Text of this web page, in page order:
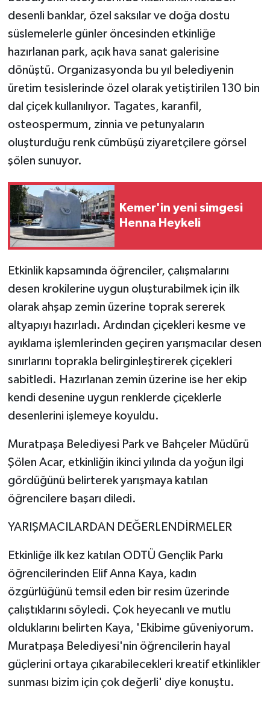
desenli banklar, özel saksılar ve doğa dostu
süslemelerle günler öncesinden etkinliğe
hazırlanan park, açık hava sanat galerisine
dönüştü. Organizasyonda bu yıl belediyenin
üretim tesislerinde özel olarak yetiştirilen 130 bin
dal çiçek kullanılıyor. Tagates, karanfil,
osteospermum, zinnia ve petunyaların
oluşturduğu renk cümbüşü ziyaretçilere görsel
şölen sunuyor.
Kemer'in yeni simgesi
Henna Heykeli
Etkinlik kapsamında öğrenciler, çalışmalarını
desen krokilerine uygun oluşturabilmek için ilk
olarak ahşap zemin üzerine toprak sererek
altyapıyı hazırladı. Ardından çiçekleri kesme ve
ayıklama işlemlerinden geçiren yarışmacılar desen
sınırlarını toprakla belirginleştirerek çiçekleri
sabitledi. Hazırlanan zemin üzerine ise her ekip
kendi desenine uygun renklerde çiçeklerle
desenlerini işlemeye koyuldu.
Muratpaşa Belediyesi Park ve Bahçeler Müdürü
Şölen Acar, etkinliğin ikinci yılında da yoğun ilgi
gördüğünü belirterek yarışmaya katılan
öğrencilere başarı diledi.
YARIŞMACILARDAN DEĞERLENDİRMELER
Etkinliğe ilk kez katılan ODTÜ Gençlik Parkı
öğrencilerinden Elif Anna Kaya, kadın
özgürlüğünü temsil eden bir resim üzerinde
çalıştıklarını söyledi. Çok heyecanlı ve mutlu
olduklarını belirten Kaya, 'Ekibime güveniyorum.
Muratpaşa Belediyesi'nin öğrencilerin hayal
güçlerini ortaya çıkarabilecekleri kreatif etkinlikler
sunması bizim için çok değerli' diye konuştu.